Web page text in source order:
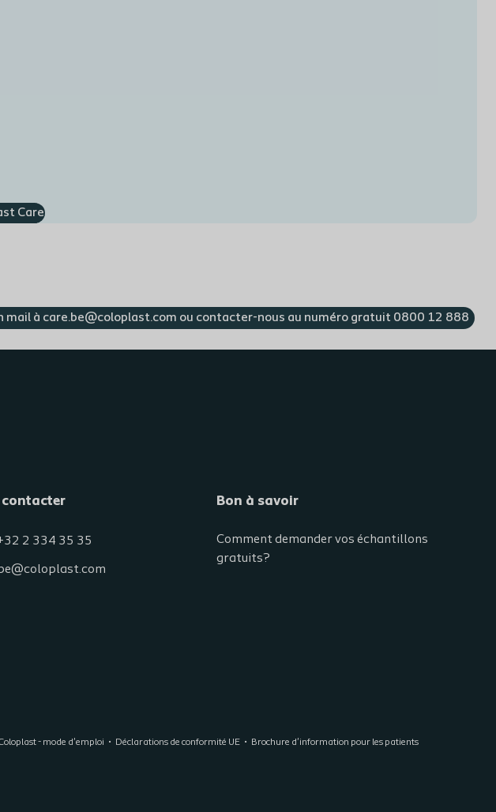
Care
mail à care.be@coloplast.com ou contacter-nous au numéro gratuit 0800 12 888
contacter
2 334 35 35
Bon à savoir
Comment demander vos échantillons
gratuits?
- mode d'emploi Déclarations de conformité UE
Brochure d'information pour les patients